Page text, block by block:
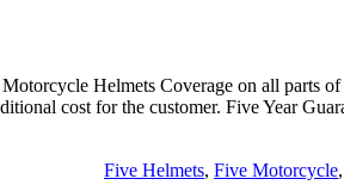
Helmets Coverage on all parts
cost for the customer. Five Year
Five Helmets, Five Motorcycle,